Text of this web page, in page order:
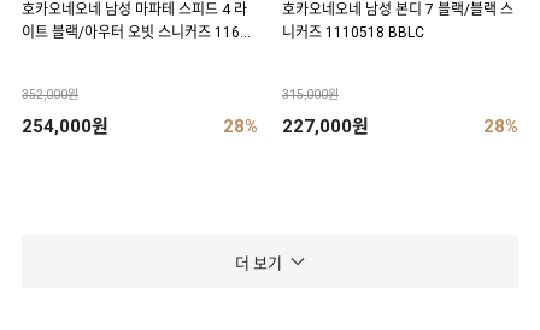
호카오네오네 남성 마파테 스피드 4 라
이트 블랙/아우터 오빗 스니커즈 11684
352,000원
254,000원 28%
호카오네오네 남성 본디 7 블랙/블랙 스
니커즈 1110518 BBLC
315,000원
227,000원 28%
더 보기